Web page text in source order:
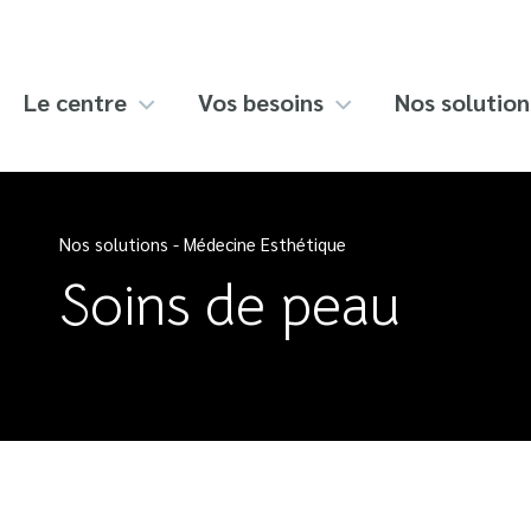
Le centre Vos besoins Nos
Nos solutions - Médecine Esthétique
Soins de peau